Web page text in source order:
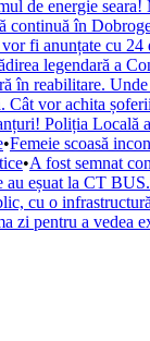
de energie
continuă în
fi anunțate cu 24
legendară a
în reabilitare.
vor achita
Poliția Locală
•Femeie scoasă
•A fost semnat
au eșuat la CT
cu o
zi pentru a vedea